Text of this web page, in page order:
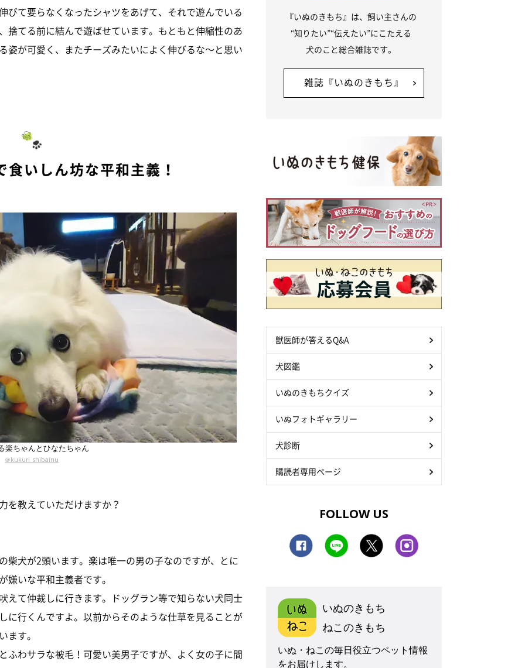
びて要らなくなったシャツをあげて、それで遊んでいる
捨てる前に結んで遊ばせています。もともと伸縮性のあ
姿が可愛く、またチーズみたいによく伸びるな～と思い
いしん坊な平和主義！
楽ちゃんとひなたちゃん
＠kukuri_shibainu
教えていただけますか？
柴犬が2頭います。楽は唯一の男の子なのですが、とに
いな平和主義者です。
えて仲裁しに行きます。ドッグラン等で知らない犬同士
に行くんですよ。以前からそのような仕草を見ることが
ます。
ふわサラな被毛！可愛い美男子ですが、よく女の子に間
『いぬのきもち』は、飼い主さんの
“知りたい”“伝えたい”にこたえる
犬のこと総合雑誌です。
雑誌『いぬのきもち』
獣医師が答えるQ&A
犬図鑑
いぬのきもちクイズ
いぬフォトギャラリー
犬診断
購読者専用ページ
FOLLOW US
いぬのきもち
ねこのきもち
いぬ・ねこの毎日役立つペット情報
をお届けします。